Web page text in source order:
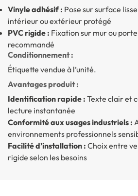
Vinyle adhésif : Pose sur surface
intérieur ou extérieur protégé
PVC rigide : Fixation sur mur ou
recommandé
Conditionnement :
Étiquette vendue à l’unité.
Avantages produit :
Identification rapide : Texte clair et
lecture instantanée
Conformité aux usages industriels :
environnements professionnels
Facilité d’installation : Choix entre
rigide selon les besoins